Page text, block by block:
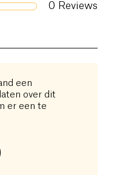
0 Reviews
een
over dit
er een te